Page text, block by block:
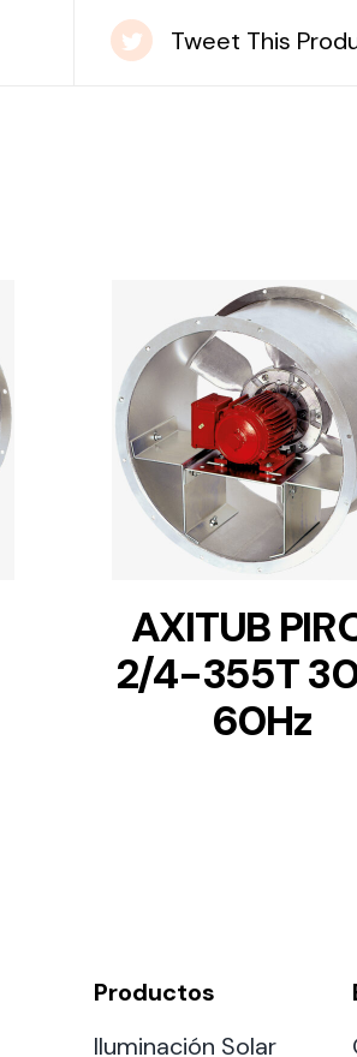
Tweet This
DETAILS
AXITUB
2/4-355T
60Hz
Productos
Iluminación Solar